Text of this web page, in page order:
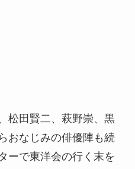
松田賢二、萩野崇、黒
おなじみの俳優陣も続
ーで東洋会の行く末を